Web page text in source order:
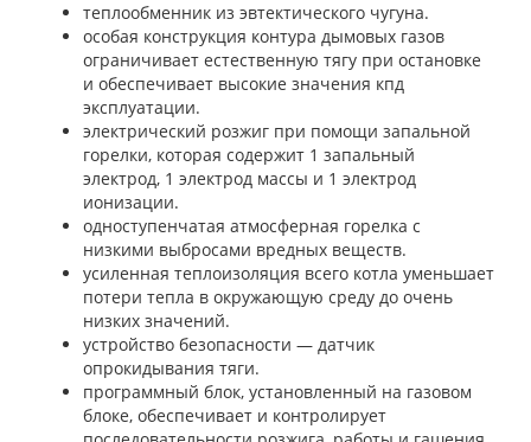
теплообменник из эвтектического чугуна.
особая конструкция контура дымовых газов
ограничивает естественную тягу при остановке
и обеспечивает высокие значения кпд
эксплуатации.
электрический розжиг при помощи запальной
горелки, которая содержит 1 запальный
электрод, 1 электрод массы и 1 электрод
ионизации.
одноступенчатая атмосферная горелка с
низкими выбросами вредных веществ.
усиленная теплоизоляция всего котла уменьшает
потери тепла в окружающую среду до очень
низких значений.
устройство безопасности — датчик
опрокидывания тяги.
программный блок, установленный на газовом
блоке, обеспечивает и контролирует